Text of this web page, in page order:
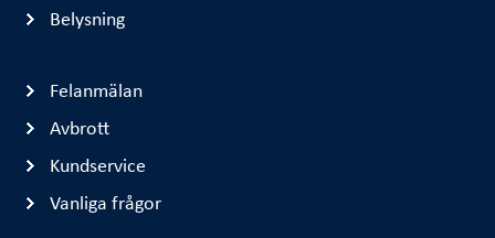
Belysning
Felanmälan
Avbrott
Kundservice
Vanliga frågor